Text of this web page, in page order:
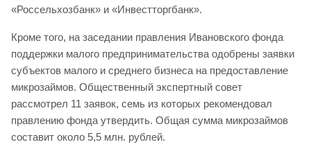
«Россельхозбанк» и «Инвестторгбанк».
Кроме того, на заседании правления Ивановского фонда
поддержки малого предпринимательства одобрены заявки
субъектов малого и среднего бизнеса на предоставление
микрозаймов. Общественный экспертный совет
рассмотрел 11 заявок, семь из которых рекомендовал
правлению фонда утвердить. Общая сумма микрозаймов
составит около 5,5 млн. рублей.